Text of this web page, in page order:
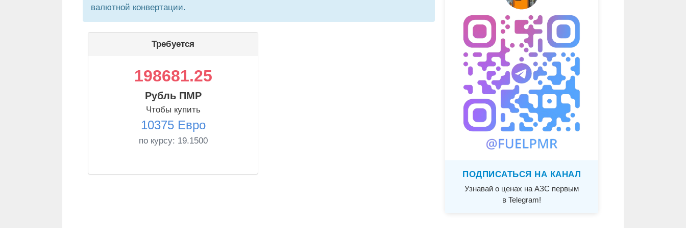
валютной конвертации.
Требуется
198681.25
Рубль ПМР
Чтобы купить
10375 Евро
по курсу: 19.1500
ПОДПИСАТЬСЯ НА КАНАЛ
Узнавай о ценах на АЗС первым
в Telegram!